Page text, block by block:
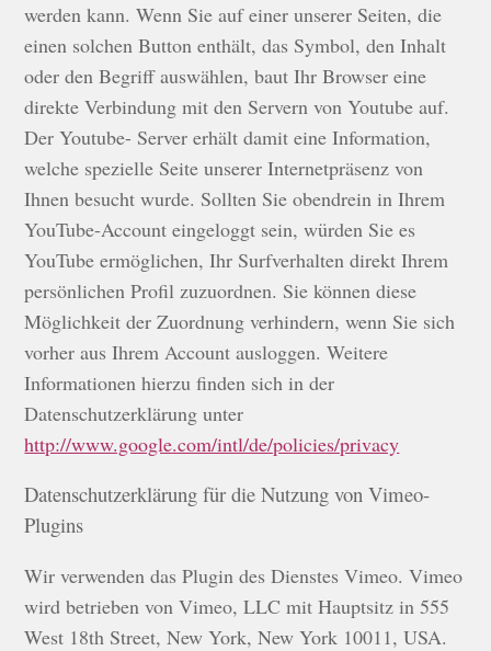
werden kann. Wenn Sie auf einer unserer Seiten, die
einen solchen Button enthält, das Symbol, den Inhalt
oder den Begriff auswählen, baut Ihr Browser eine
direkte Verbindung mit den Servern von Youtube auf.
Der Youtube- Server erhält damit eine Information,
welche spezielle Seite unserer Internetpräsenz von
Ihnen besucht wurde. Sollten Sie obendrein in Ihrem
YouTube-Account eingeloggt sein, würden Sie es
YouTube ermöglichen, Ihr Surfverhalten direkt Ihrem
persönlichen Profil zuzuordnen. Sie können diese
Möglichkeit der Zuordnung verhindern, wenn Sie sich
vorher aus Ihrem Account ausloggen. Weitere
Informationen hierzu finden sich in der
Datenschutzerklärung unter
http://www.google.com/intl/de/policies/privacy
Datenschutzerklärung für die Nutzung von Vimeo-
Plugins
Wir verwenden das Plugin des Dienstes Vimeo. Vimeo
wird betrieben von Vimeo, LLC mit Hauptsitz in 555
West 18th Street, New York, New York 10011, USA.